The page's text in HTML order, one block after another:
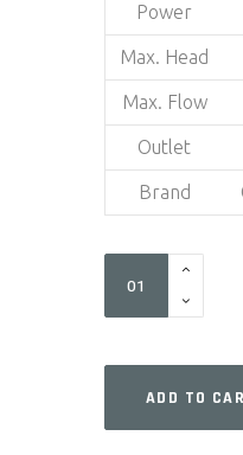
Power
Max. Head
Max. Flow
Outlet
Brand
ADD TO